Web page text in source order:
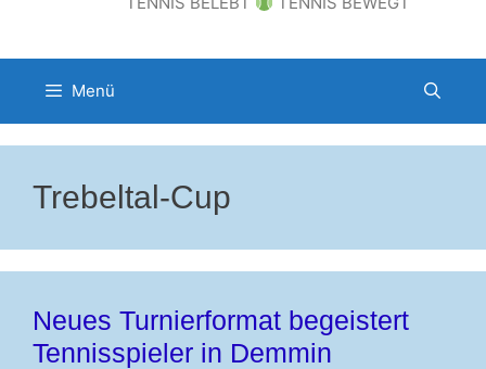
Menü
Trebeltal-Cup
Neues Turnierformat begeistert
Tennisspieler in Demmin